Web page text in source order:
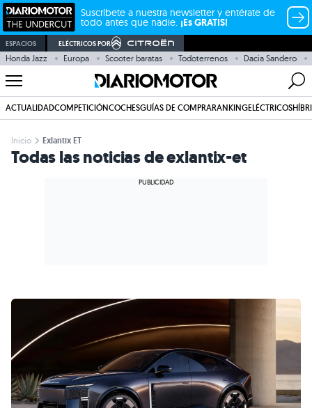
Suscríbete a nuestra newsletter y entérate de
todo antes que nadie. ¡Es GRATIS!
ESPACIOS ELÉCTRICOS POR
Honda Jazz Europa Scooter baratas Todoterrenos Dacia Sandero
ACTUALIDADCOMPETICIÓNCOCHESGUÍAS DE COMPRARANKINGELÉCTRICOS
Inicio Exlantix ET
Todas las noticias de exlantix-et